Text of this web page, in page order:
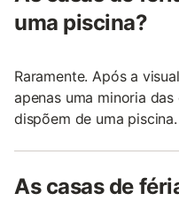
uma piscina?
Raramente. Após a
apenas uma minoria
dispõem de uma piscina.
As casas de